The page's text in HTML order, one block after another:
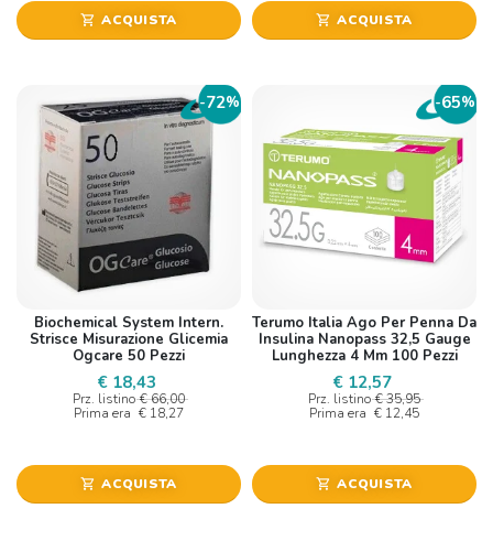
shopping_cart ACQUISTA shopping_cart ACQUISTA
-72%
Biochemical System Intern.
Strisce Misurazione Glicemia
Ogcare 50 Pezzi
€ 18,43
Prz. listino € 66,00
Prima era € 18,27
shopping_cart ACQUISTA
-65%
Terumo Italia Ago Per Penna Da
Insulina Nanopass 32,5 Gauge
Lunghezza 4 Mm 100 Pezzi
€ 12,57
Prz. listino € 35,95
Prima era € 12,45
shopping_cart ACQUISTA